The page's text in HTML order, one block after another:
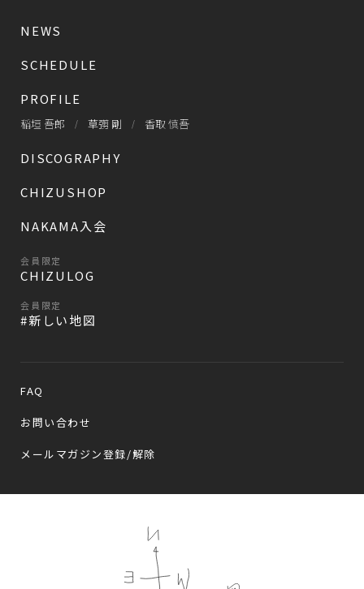
NEWS
SCHEDULE
PROFILE
稲垣 吾郎 草彅 剛 香取 慎吾
DISCOGRAPHY
CHIZUSHOP
NAKAMA入会
会員限定
CHIZULOG
会員限定
#新しい地図
FAQ
お問い合わせ
メールマガジン登録/解除